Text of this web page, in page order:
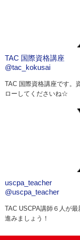
TAC 国際資格講座
@tac_kokusai
TAC 国際資格講座です。
ローしてくださいね☆
uscpa_teacher
@uscpa_teacher
TAC USCPA講師６人が
進みましょう！